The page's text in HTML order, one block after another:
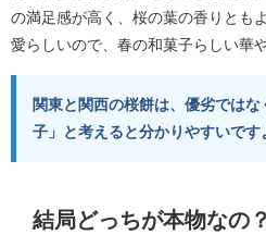
の満足感が高く、桜の葉の香りとも
愛らしいので、春の和菓子らしい華
関東と関西の桜餅は、優劣では
子」と考えると分かりやすいです
結局どっちが本物なの？